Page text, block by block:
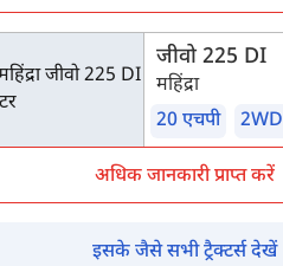
जीवो 225 DI
महिंद्रा
20 एचपी
2WD
अधिक जानकारी प्राप्त करें
इसके जैसे सभी ट्रैक्टर्स देखें